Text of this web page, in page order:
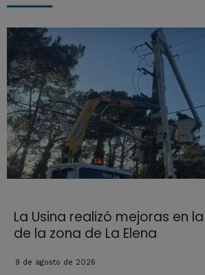
La Usina realizó mejoras en
de la zona de La Elena
9 de agosto de 2026